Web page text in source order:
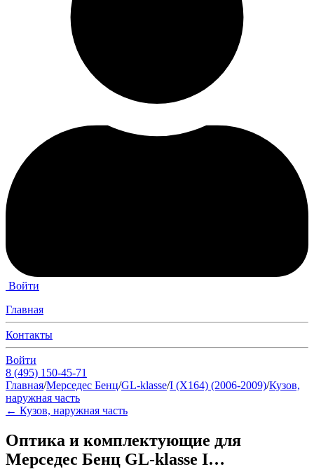
Войти
Главная
Контакты
Войти
8 (495) 150-45-71
Главная/Мерседес Бенц/GL-klasse/I (X164) (2006-2009)/Кузов,
наружная часть
← Кузов, наружная часть
Оптика и комплектующие для
Мерседес Бенц GL-klasse I…